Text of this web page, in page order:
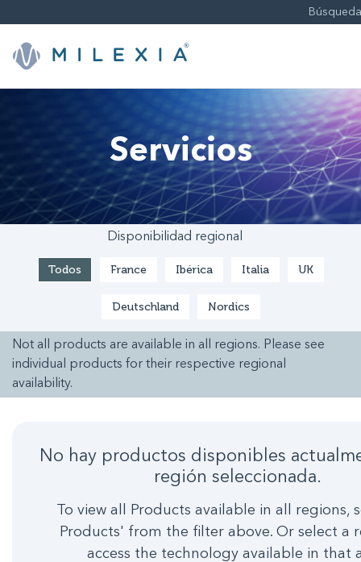
Servicios
Disponibilidad regional
Todos France Ibérica Italia UK
Deutschland Nordics
Not all products are available in all regions. Please see
individual products for their respective regional
availability.
No hay productos disponibles
región seleccionada.
To view all Products available in all regions,
Products' from the filter above. Or select a
access the technology available in that